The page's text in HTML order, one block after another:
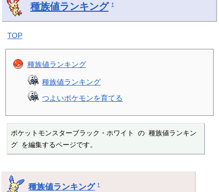
種族値ランキング †
TOP
種族値ランキング
種族値ランキング
つよいポケモンを育てる
ポケットモンスターブラック・ホワイト の 種族値ランキン
グ を編集するページです。
種族値ランキング †